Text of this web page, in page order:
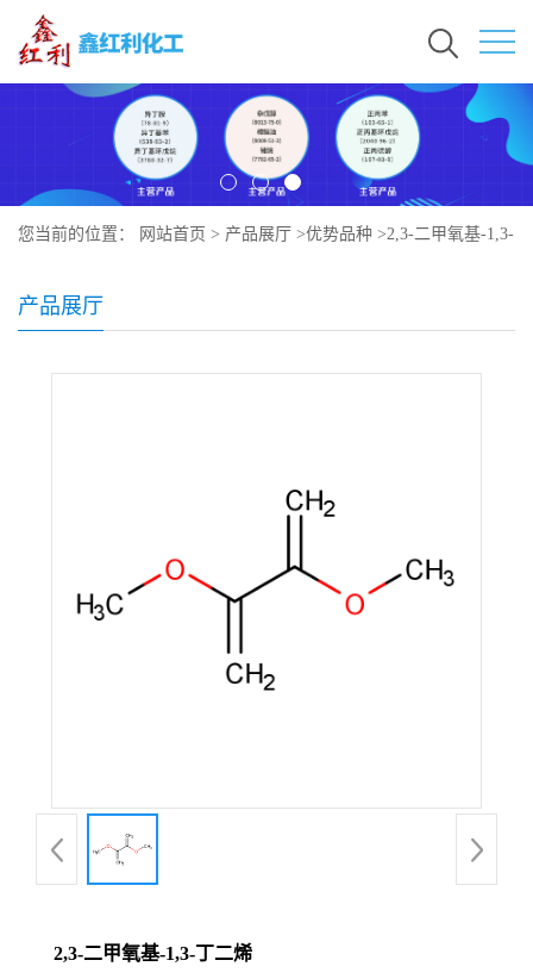
您当前的位置： 网站首页 > 产品展厅 >优势品种 >2,3-二甲氧基-1,3-
产品展厅
2,3-二甲氧基-1,3-丁二烯